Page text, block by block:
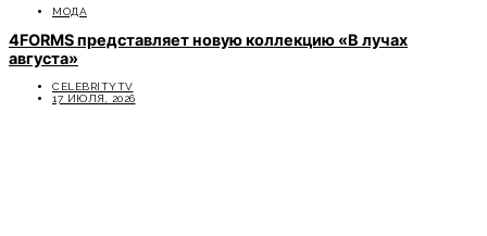
МОДА
4FORMS представляет новую коллекцию «В лучах
августа»
CELEBRITYTV
17 ИЮЛЯ, 2026